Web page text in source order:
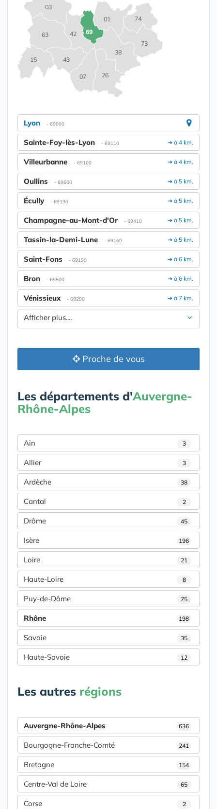
01
03
07
15
26
38
42
43
63
69
73
74
Lyon - 69000
➔ à 4 km.
Sainte-Foy-lès-Lyon - 69110
➔ à 4 km.
Villeurbanne - 69100
➔ à 5 km.
Oullins - 69600
➔ à 5 km.
Écully - 69130
➔ à 5 km.
Champagne-au-Mont-d'Or - 69410
➔ à 5 km.
Tassin-la-Demi-Lune - 69160
➔ à 6 km.
Saint-Fons - 69190
➔ à 6 km.
Bron - 69500
➔ à 7 km.
Vénissieux - 69200
Afficher plus....
Proche de vous
Les départements d'Auvergne-
Rhône-Alpes
Ain 3
Allier 3
Ardèche 38
Cantal 2
Drôme 45
Isère 196
Loire 21
Haute-Loire 8
Puy-de-Dôme 75
Rhône 198
Savoie 35
Haute-Savoie 12
Les autres régions
Auvergne-Rhône-Alpes 636
Bourgogne-Franche-Comté 241
Bretagne 154
Centre-Val de Loire 65
Corse 2